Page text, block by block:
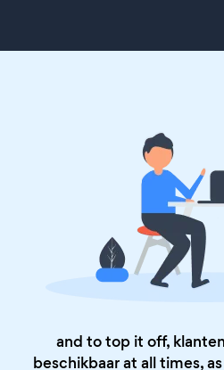
and to top it off,
beschikbaar at all times,